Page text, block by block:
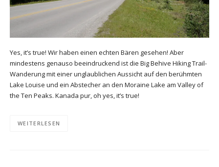
Yes, it’s true! Wir haben einen echten Bären gesehen! Aber
mindestens genauso beeindruckend ist die Big Behive Hiking Trail-
Wanderung mit einer unglaublichen Aussicht auf den berühmten
Lake Louise und ein Abstecher an den Moraine Lake am Valley of
the Ten Peaks. Kanada pur, oh yes, it’s true!
WEITERLESEN